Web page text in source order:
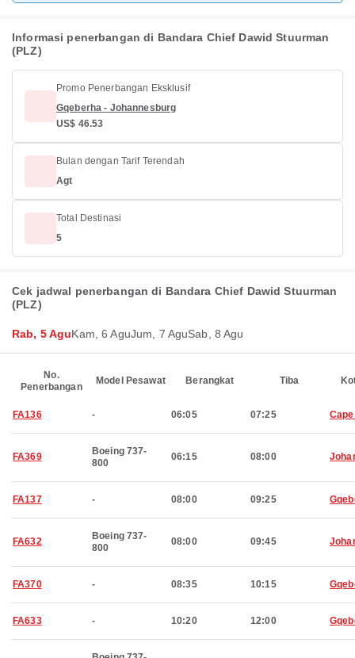
Informasi penerbangan di Bandara Chief Dawid Stuurman
(PLZ)
Promo Penerbangan Eksklusif
Gqeberha - Johannesburg
US$ 46.53
Bulan dengan Tarif Terendah
Agt
Total Destinasi
5
Cek jadwal penerbangan di Bandara Chief Dawid Stuurman
(PLZ)
Rab, 5 AguKam, 6 AguJum, 7 AguSab, 8 Agu
No.
Penerbangan
Model Pesawat Berangkat Tiba
FA136 - 06:05 07:25
FA369
Boeing 737-
800
06:15 08:00
FA137 - 08:00 09:25
FA632
Boeing 737-
800
08:00 09:45
FA370 - 08:35 10:15
FA633 - 10:20 12:00